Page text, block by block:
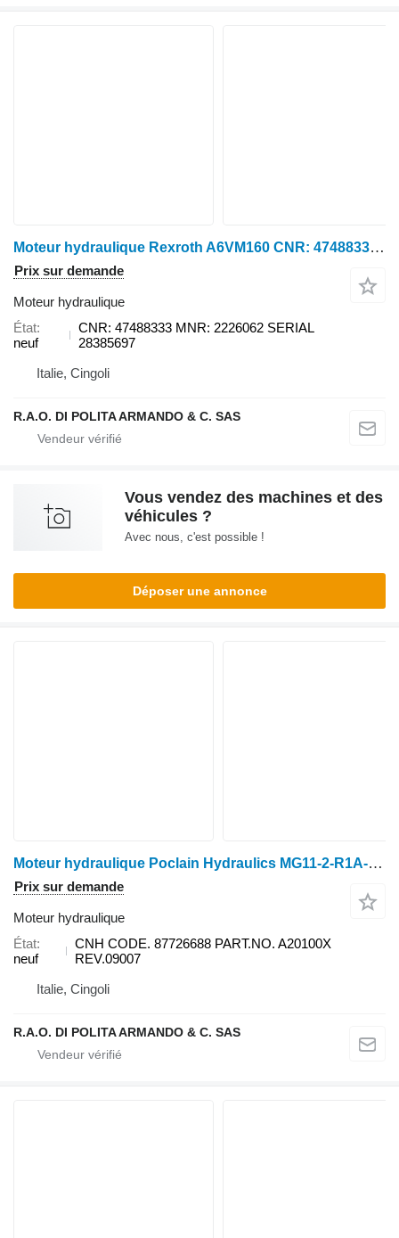
Moteur hydraulique Rexroth A6VM160 CNR: 47488333 pour moissonneuse-batteuse Case IH AXF 7230
Prix sur demande
Moteur hydraulique
État
neuf
CNR: 47488333 MNR: 2226062 SERIAL
28385697
Italie, Cingoli
R.A.O. DI POLITA ARMANDO & C. SAS
Vous vendez des machines et des
véhicules ?
Avec nous, c'est possible !
Déposer une annonce
Moteur hydraulique Poclain Hydraulics MG11-2-R1A-001-1F40-DEJ0 CNH pour moissonneuse-batteuse Case IH 5088,5130,5140,6088,6130,6140,7088,7130,7140
Prix sur demande
Moteur hydraulique
État
neuf
CNH CODE. 87726688 PART.NO. A20100X
REV.09007
Italie, Cingoli
R.A.O. DI POLITA ARMANDO & C. SAS